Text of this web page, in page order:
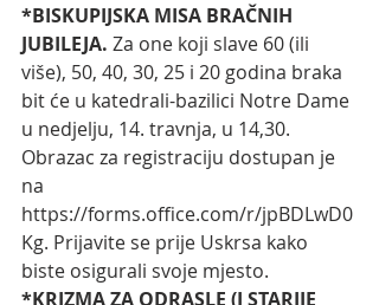
*BISKUPIJSKA MISA BRAČNIH
JUBILEJA. Za one koji slave 60 (ili
više), 50, 40, 30, 25 i 20 godina braka
bit će u katedrali-bazilici Notre Dame
u nedjelju, 14. travnja, u 14,30.
Obrazac za registraciju dostupan je
na
https://forms.office.com/r/jpBDLwD0
Kg. Prijavite se prije Uskrsa kako
biste osigurali svoje mjesto.
*KRIZMA ZA ODRASLE (I STARIJE